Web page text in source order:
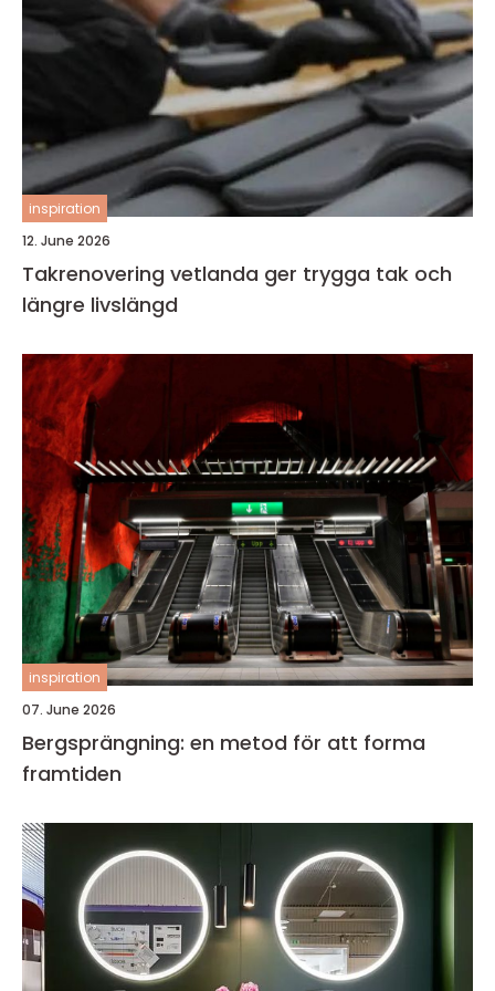
inspiration
12. June 2026
Takrenovering vetlanda ger trygga tak och
längre livslängd
inspiration
07. June 2026
Bergsprängning: en metod för att forma
framtiden